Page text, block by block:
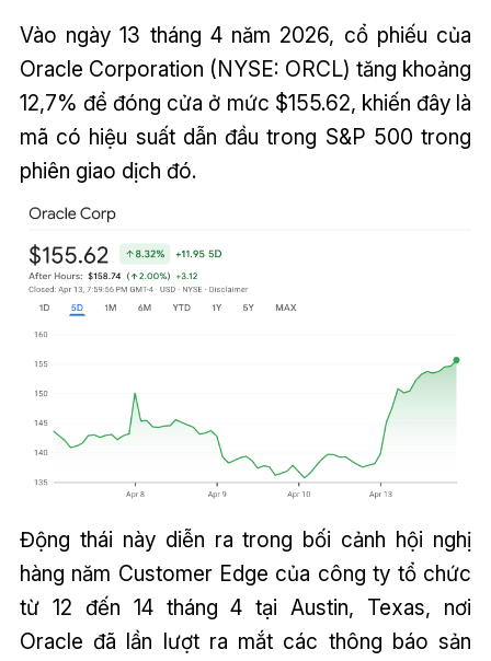
Vào ngày 13 tháng 4 năm 2026, cổ phiếu của
Oracle Corporation (NYSE: ORCL) tăng khoảng
12,7% để đóng cửa ở mức $155.62, khiến đây là
mã có hiệu suất dẫn đầu trong S&P 500 trong
phiên giao dịch đó.
Động thái này diễn ra trong bối cảnh hội nghị
hàng năm Customer Edge của công ty tổ chức
từ 12 đến 14 tháng 4 tại Austin, Texas, nơi
Oracle đã lần lượt ra mắt các thông báo sản